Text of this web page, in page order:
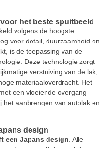
het beste spuitbeeld
volgens de hoogste
voor detail, duurzaamheid en
is de toepassing van de
Deze technologie zorgt
verstuiving van de lak,
materiaaloverdracht. Het
een vloeiende overgang
het aanbrengen van autolak en
design
een Japans design . Alle